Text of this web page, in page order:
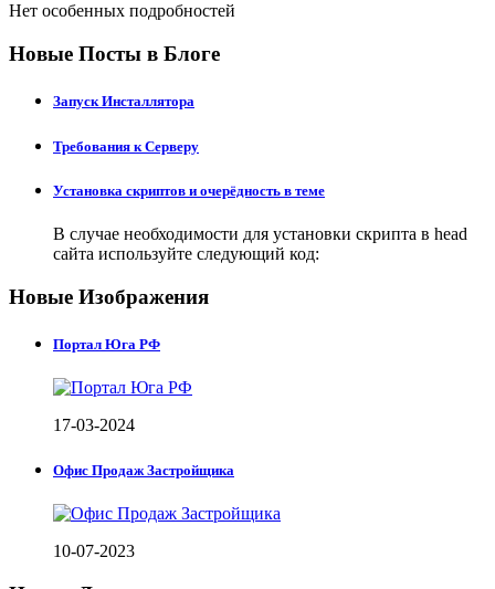
Нет особенных подробностей
Новые Посты в Блоге
Запуск Инсталлятора
Требования к Серверу
Установка скриптов и очерёдность в теме
В случае необходимости для установки скрипта в head
сайта используйте следующий код:
Новые Изображения
Портал Юга РФ
17-03-2024
Офис Продаж Застройщика
10-07-2023